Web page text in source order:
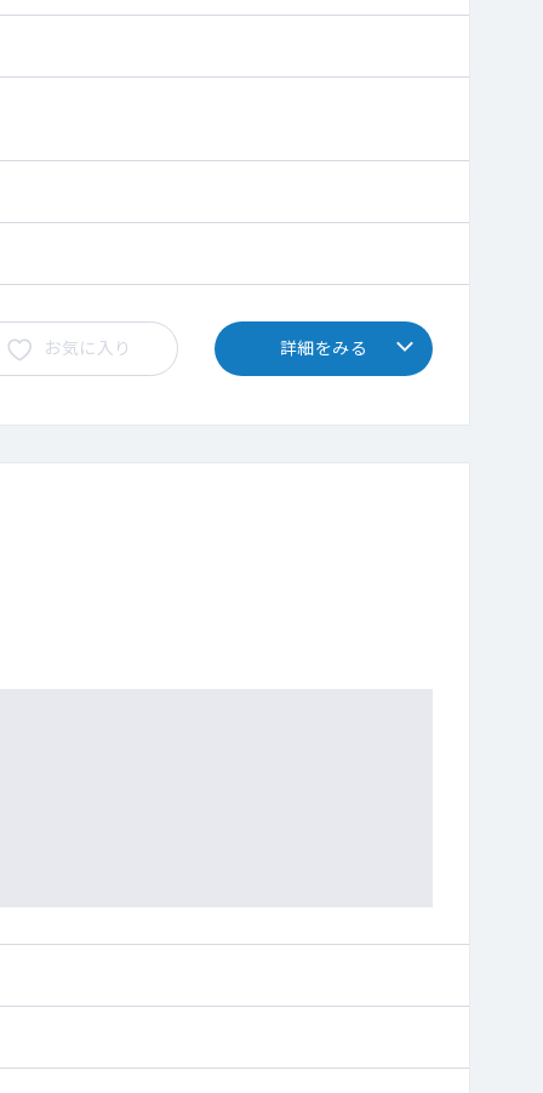
術／眼瞼下垂手術／眼瞼内反症手術／翼状片手術／
術
お気に入り 詳細をみる